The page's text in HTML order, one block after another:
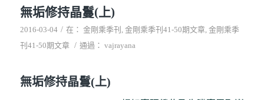
無垢修持晶鬘(上)
2016-03-04 / 在： 金剛乘季刊 , 金剛乘季刊41-50期文章, 金剛乘季
刊41-50期文章 / 通過： vajrayana
無垢修持晶鬘(上)